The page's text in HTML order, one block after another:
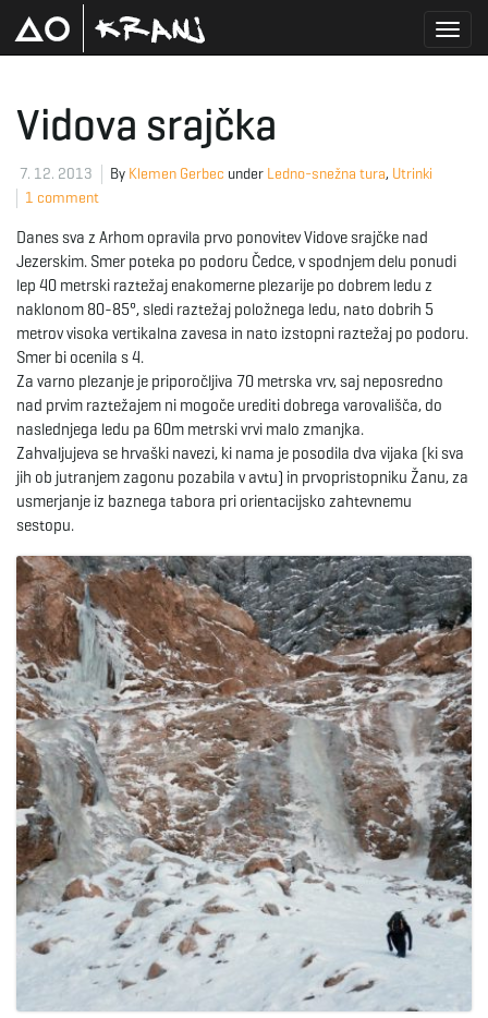
g
g
n
a
v
i
g
Vidova srajčka
7. 12. 2013 By Klemen Gerbec under Ledno-snežna tura, Utrinki
1 comment
Danes sva z Arhom opravila prvo ponovitev Vidove srajčke nad
Jezerskim. Smer poteka po podoru Čedce, v spodnjem delu ponudi
lep 40 metrski raztežaj enakomerne plezarije po dobrem ledu z
naklonom 80-85°, sledi raztežaj položnega ledu, nato dobrih 5
metrov visoka vertikalna zavesa in nato izstopni raztežaj po podoru.
Smer bi ocenila s 4.
Za varno plezanje je priporočljiva 70 metrska vrv, saj neposredno
nad prvim raztežajem ni mogoče urediti dobrega varovališča, do
naslednjega ledu pa 60m metrski vrvi malo zmanjka.
Zahvaljujeva se hrvaški navezi, ki nama je posodila dva vijaka (ki sva
jih ob jutranjem zagonu pozabila v avtu) in prvopristopniku Žanu, za
usmerjanje iz baznega tabora pri orientacijsko zahtevnemu
sestopu.